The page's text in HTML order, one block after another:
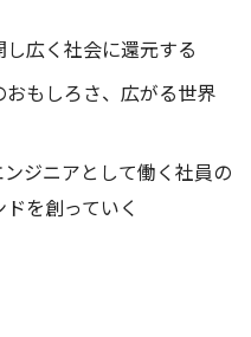
広く社会に還元する
もしろさ、広がる世界
ジニアとして働く社員の
を創っていく